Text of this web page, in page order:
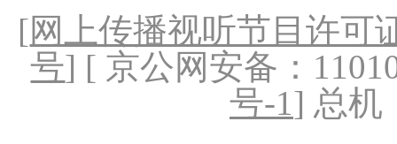
[网上传播视听节目许可
号] [ 京公网安备：
号-1] 总机